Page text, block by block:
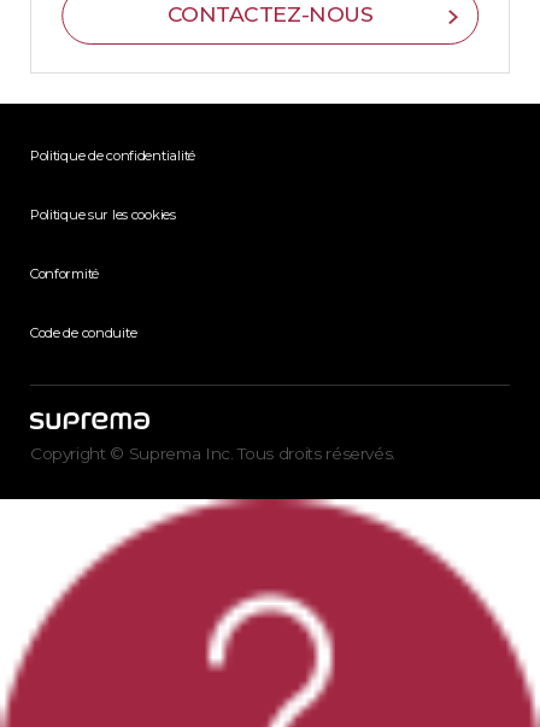
CONTACTEZ-NOUS
Politique de confidentialité
Politique sur les cookies
Conformité
Code de conduite
Copyright © Suprema Inc. Tous droits réservés.